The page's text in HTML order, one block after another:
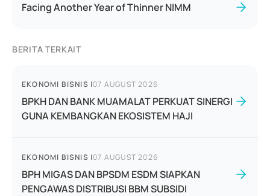
Facing Another Year of Thinner NIMM
BERITA TERKAIT
EKONOMI BISNIS |07 AUGUST 2026
BPKH DAN BANK MUAMALAT PERKUAT SINERGI
GUNA KEMBANGKAN EKOSISTEM HAJI
EKONOMI BISNIS |07 AUGUST 2026
BPH MIGAS DAN BPSDM ESDM SIAPKAN
PENGAWAS DISTRIBUSI BBM SUBSIDI